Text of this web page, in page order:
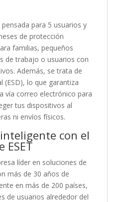
para 5 usuarios y
de protección
familias, pequeños
de trabajo o usuarios con
Además, se trata de
(ESD), lo que garantiza
vía correo electrónico para
tus dispositivos al
ni envíos físicos.
con el
ESET
líder en soluciones de
más de 30 años de
en más de 200 países,
de usuarios alrededor del